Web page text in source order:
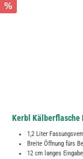
%
Kerbl Kälberflasche
1,2 Liter
Breite Öffnung fürs
12 cm langes